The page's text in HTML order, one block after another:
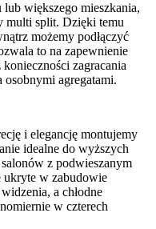
lub większego mieszkania,
multi split. Dzięki temu
możemy podłączyć
to na zapewnienie
zagracania
agregatami.
i elegancję montujemy
idealne do wyższych
z podwieszanym
ukryte w zabudowie
a chłodne
w czterech